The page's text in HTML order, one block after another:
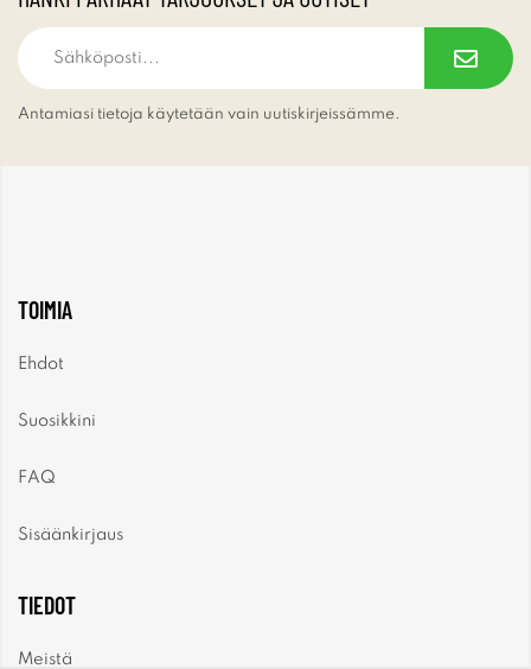
Antamiasi tietoja käytetään vain uutiskirjeissämme.
TOIMIA
Ehdot
Suosikkini
FAQ
Sisäänkirjaus
TIEDOT
Meistä